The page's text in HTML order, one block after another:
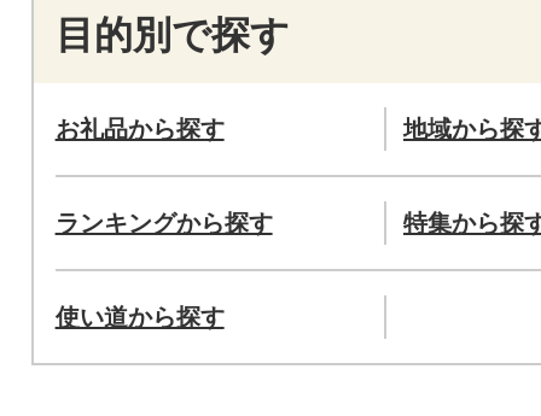
目的別で探す
お礼品から探す 地域から探
ランキングから探す 特集から探
使い道から探す